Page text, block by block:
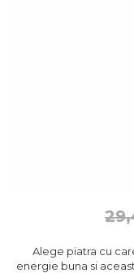
Rame foto din lemn
Aromaterapie
Alege piatra cu
energie buna si